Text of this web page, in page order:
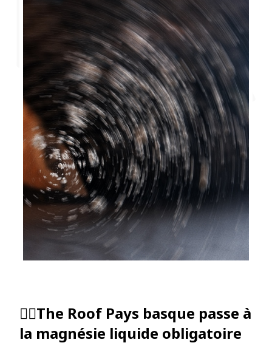
🧗‍♀️The Roof Pays basque passe à
la magnésie liquide obligatoire